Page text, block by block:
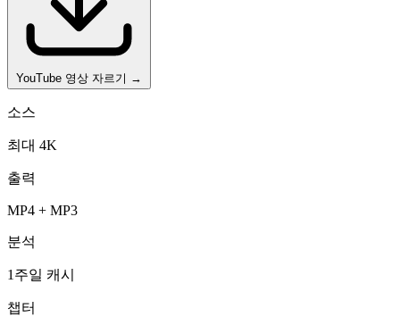
YouTube 영상 자르기 →
소스
최대 4K
출력
MP4 + MP3
분석
1주일 캐시
챕터